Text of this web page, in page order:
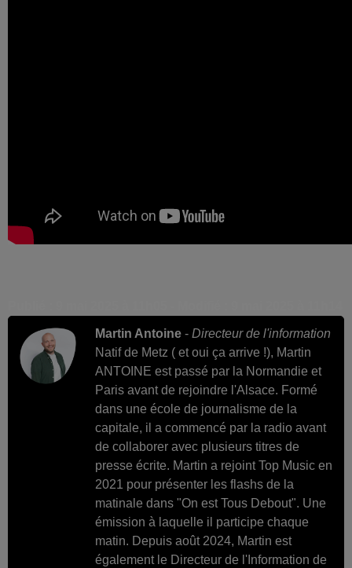
Martin Antoine - Directeur de l'information
Natif de Metz ( et oui ça arrive !), Martin
ANTOINE est passé par la Normandie et
Paris avant de rejoindre l'Alsace. Formé
dans une école de journalisme de la
capitale, il a commencé par la radio avant
de collaborer avec plusieurs titres de
presse écrite. Martin a rejoint Top Music en
2021 pour présenter les flashs de la
matinale dans "On est Tous Debout". Une
émission à laquelle il participe chaque
matin. Depuis août 2024, Martin est
également le Directeur de l'Information de